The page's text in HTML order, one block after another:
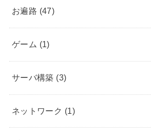
お遍路 (47)
ゲーム (1)
サーバ構築 (3)
ネットワーク (1)